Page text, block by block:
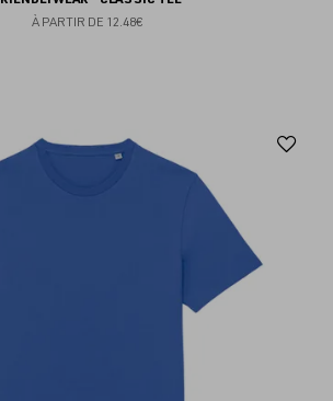
À PARTIR DE 12.48€